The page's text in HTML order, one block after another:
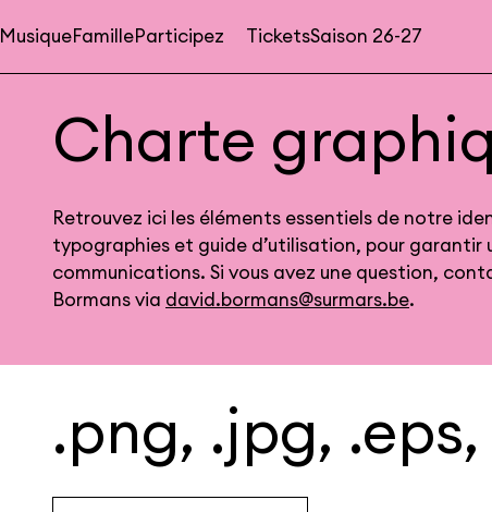
MusiqueFamilleParticipez
Navigation
TicketsSaison 26-27
Charte
Retrouvez ici les éléments essentiels de notre
typographies et guide d’utilisation, pour garantir
communications. Si vous avez une question,
Bormans via david.bormans@surmars.be.
.png, .jpg,